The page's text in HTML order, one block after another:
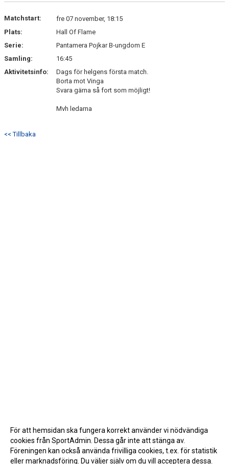
Matchstart:
fre 07 november, 18:15
Plats:
Hall Of Flame
Serie:
Pantamera Pojkar B-ungdom E
Samling:
16:45
Aktivitetsinfo:
Dags för helgens första match.
Borta mot Vinga
Svara gärna så fort som möjligt!
Mvh ledarna
<< Tillbaka
För att hemsidan ska fungera korrekt använder vi nödvändiga
cookies från SportAdmin. Dessa går inte att stänga av.
Föreningen kan också använda frivilliga cookies, t.ex. för statistik
eller marknadsföring. Du väljer själv om du vill acceptera dessa.